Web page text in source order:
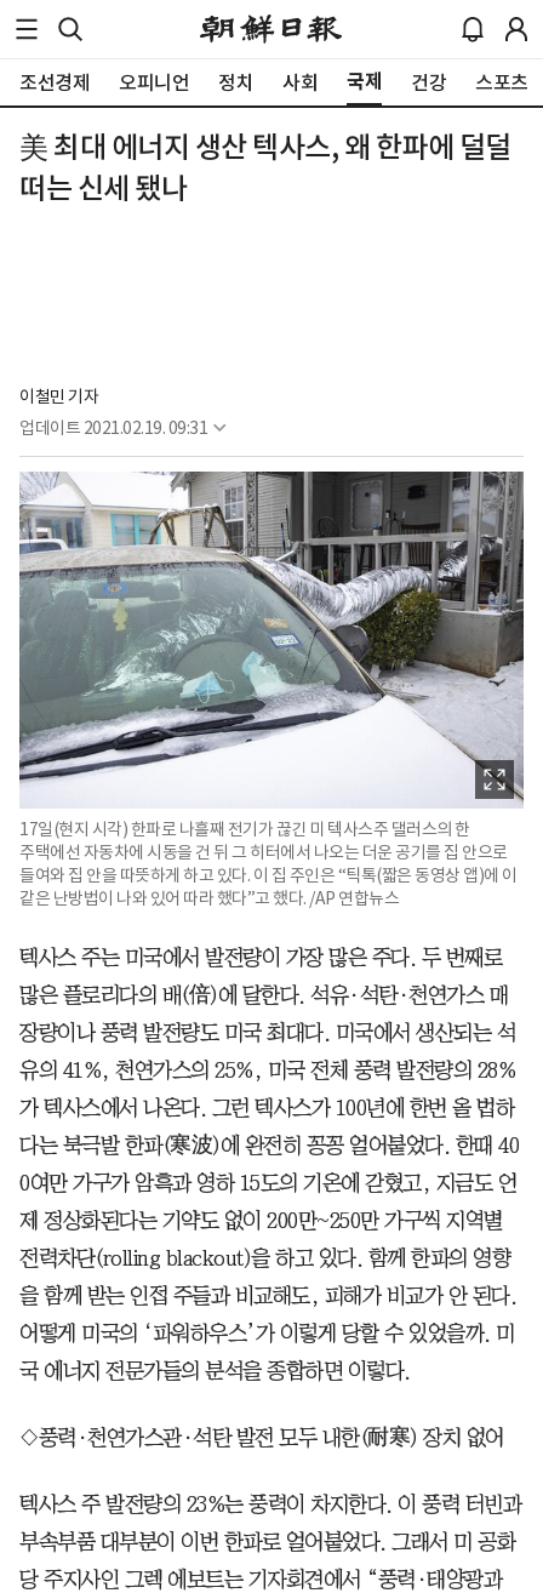
조선경제 오피니언 정치 사회 국제 건강 스포츠
美 최대 에너지 생산 텍사스, 왜 한파에 덜덜
떠는 신세 됐나
이철민 기자
업데이트 2021.02.19. 09:31
17일(현지 시각) 한파로 나흘째 전기가 끊긴 미 텍사스주 댈러스의 한
주택에선 자동차에 시동을 건 뒤 그 히터에서 나오는 더운 공기를 집 안으로
들여와 집 안을 따뜻하게 하고 있다. 이 집 주인은 “틱톡(짧은 동영상 앱)에 이
같은 난방법이 나와 있어 따라 했다”고 했다. /AP 연합뉴스
텍사스 주는 미국에서 발전량이 가장 많은 주다. 두 번째로
많은 플로리다의 배(倍)에 달한다. 석유·석탄·천연가스 매
장량이나 풍력 발전량도 미국 최대다. 미국에서 생산되는 석
유의 41%, 천연가스의 25%, 미국 전체 풍력 발전량의 28%
가 텍사스에서 나온다. 그런 텍사스가 100년에 한번 올 법하
다는 북극발 한파(寒波)에 완전히 꽁꽁 얼어붙었다. 한때 40
0여만 가구가 암흑과 영하 15도의 기온에 갇혔고, 지금도 언
제 정상화된다는 기약도 없이 200만~250만 가구씩 지역별
전력차단(rolling blackout)을 하고 있다. 함께 한파의 영향
을 함께 받는 인접 주들과 비교해도, 피해가 비교가 안 된다.
어떻게 미국의 ‘파워하우스’가 이렇게 당할 수 있었을까. 미
국 에너지 전문가들의 분석을 종합하면 이렇다.
◇풍력·천연가스관·석탄 발전 모두 내한(耐寒) 장치 없어
텍사스 주 발전량의 23%는 풍력이 차지한다. 이 풍력 터빈과
부속부품 대부분이 이번 한파로 얼어붙었다. 그래서 미 공화
당 주지사인 그렉 에보트는 기자회견에서 “풍력·태양광과